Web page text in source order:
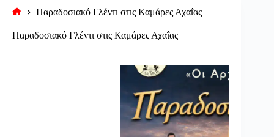
σελίδα
Παραδοσιακό Γλέντι στις Καμάρες Αχαΐας
Παραδοσιακό Γλέντι στις Καμάρες Αχαΐας